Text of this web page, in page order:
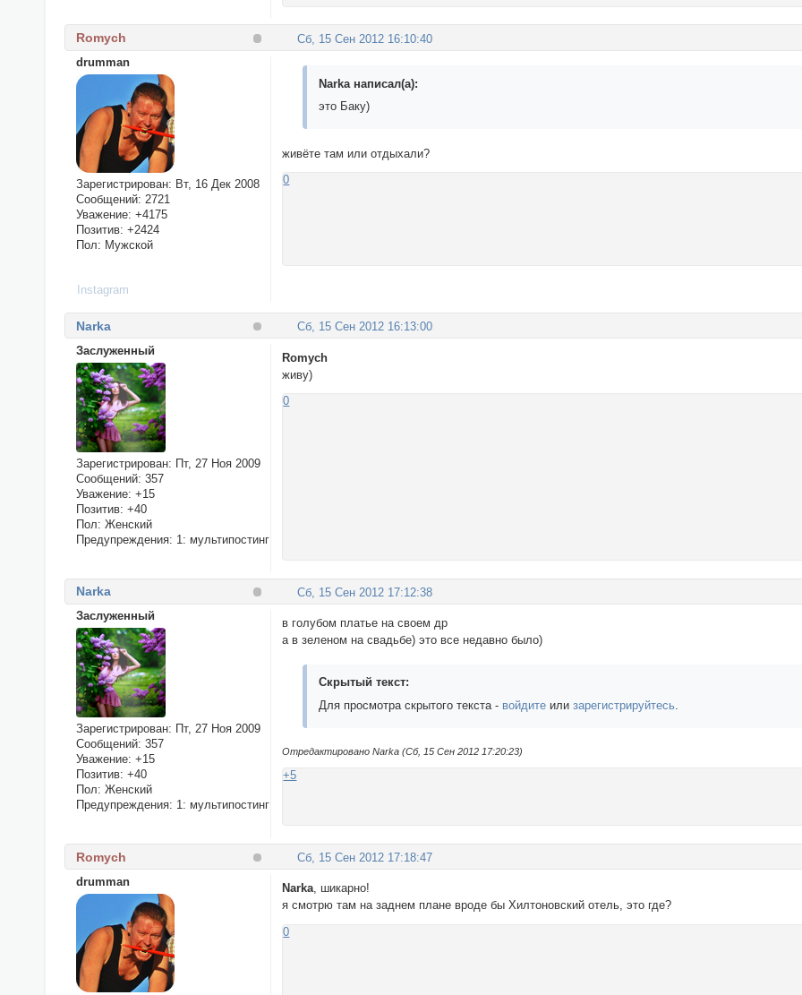
Сб, 15 Сен 2012 16:10:40
Romych
drumman
Зарегистрирован: Вт, 16 Дек 2008
Сообщений: 2721
Уважение: +4175
Позитив: +2424
Пол: Мужской
Narka написал(а):
это Баку)
живёте там или отдыхали?
0
Instagram
Сб, 15 Сен 2012 16:13:00
Narka
Заслуженный
Зарегистрирован: Пт, 27 Ноя 2009
Сообщений: 357
Уважение: +15
Позитив: +40
Пол: Женский
Предупреждения: 1: мультипостинг
Romych
живу)
0
Сб, 15 Сен 2012 17:12:38
Narka
Заслуженный
Зарегистрирован: Пт, 27 Ноя 2009
Сообщений: 357
Уважение: +15
Позитив: +40
Пол: Женский
Предупреждения: 1: мультипостинг
в голубом платье на своем др
а в зеленом на свадьбе) это все недавно было)
Скрытый текст:
Для просмотра скрытого текста - войдите илизарегистрируйтесь.
Отредактировано Narka (Сб, 15 Сен 2012 17:20:23)
+5
Сб, 15 Сен 2012 17:18:47
Romych
drumman
Narka, шикарно!
я смотрю там на заднем плане вроде бы Хилтоновский отель, это где?
0